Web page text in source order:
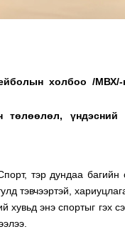
холбоо /
төлөөлөл,
тэр дундаа багийн
тэвчээртэй,
энэ спортыг гэх